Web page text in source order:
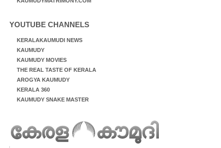
YOUTUBE CHANNELS
KERALAKAUMUDI NEWS
KAUMUDY
KAUMUDY MOVIES
THE REAL TASTE OF KERALA
AROGYA KAUMUDY
KERALA 360
KAUMUDY SNAKE MASTER